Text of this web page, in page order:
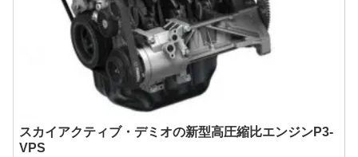
スカイアクティブ・デミオの新型高圧縮比エンジンP3-
VPS